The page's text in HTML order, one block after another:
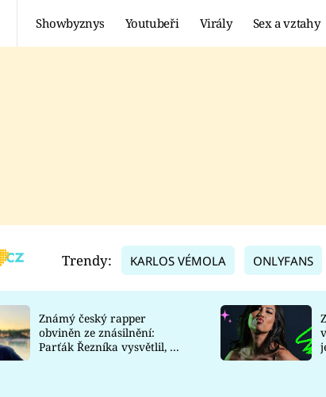
Showbyznys Youtubeři Virály Sex a vztahy
TADEÁŠ KUBĚNKA
DATEL
Trendy: KARLOS VÉMOLA ONLYFANS
Známý český rapper
obviněn ze znásilnění:
Parťák Řezníka vysvětlil, co